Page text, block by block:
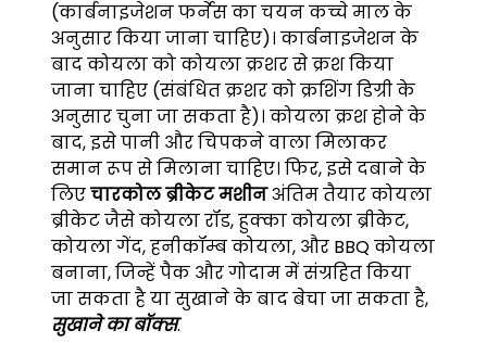
(कार्बनाइजेशन फर्नेस का चयन कच्चे माल के
अनुसार किया जाना चाहिए)। कार्बनाइजेशन के
बाद कोयला को कोयला क्रशर से क्रश किया
जाना चाहिए (संबंधित क्रशर को क्रशिंग डिग्री के
अनुसार चुना जा सकता है)। कोयला क्रश होने के
बाद, इसे पानी और चिपकने वाला मिलाकर
समान रूप से मिलाना चाहिए। फिर, इसे दबाने के
लिएचारकोल ब्रीकेट मशीनअंतिम तैयार कोयला
ब्रीकेट जैसे कोयला रॉड, हुक्का कोयला ब्रीकेट,
कोयला गेंद, हनीकॉम्ब कोयला, और BBQ कोयला
बनाना, जिन्हें पैक और गोदाम में संग्रहित किया
जा सकता है या सुखाने के बाद बेचा जा सकता है,
सुखाने का बॉक्स.